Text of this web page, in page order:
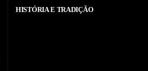
HISTÓRIA E TRADIÇÃO